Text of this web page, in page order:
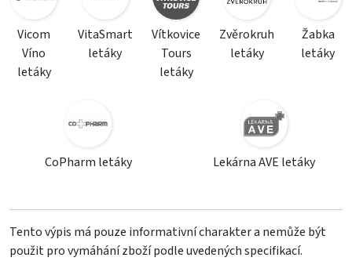
Vicom
Víno
letáky
VitaSmart
letáky
Vítkovice
Tours
letáky
Zvěrokruh
letáky
Žabka
letáky
CoPharm letáky Lekárna AVE letáky
Tento výpis má pouze informativní charakter a nemůže být
použit pro vymáhání zboží podle uvedených specifikací.